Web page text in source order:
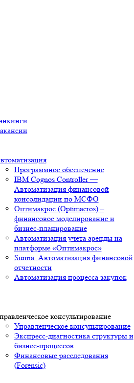
Программное обеспечение
IBM Cognos Controller —
Автоматизация финансовой
консолидации по МСФО
Оптимакрос (Optimacros) –
финансовое моделирование и
бизнес-планирование
Автоматизация учета аренды на
платформе «Оптимакрос»
Sumra. Автоматизация финансовой
отчетности
Автоматизация процесса закупок
консультирование
Управленческое консультирование
Экспресс-диагностика структуры и
бизнес-процессов
Финансовые расследования
(Forensic)